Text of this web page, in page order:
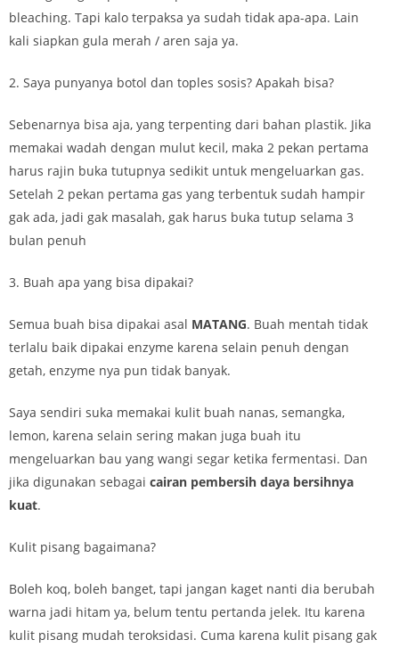
bleaching. Tapi kalo terpaksa ya sudah tidak apa-apa. Lain
kali siapkan gula merah / aren saja ya.
2. Saya punyanya botol dan toples sosis? Apakah bisa?
Sebenarnya bisa aja, yang terpenting dari bahan plastik. Jika
memakai wadah dengan mulut kecil, maka 2 pekan pertama
harus rajin buka tutupnya sedikit untuk mengeluarkan gas.
Setelah 2 pekan pertama gas yang terbentuk sudah hampir
gak ada, jadi gak masalah, gak harus buka tutup selama 3
bulan penuh
3. Buah apa yang bisa dipakai?
Semua buah bisa dipakai asal MATANG. Buah mentah tidak
terlalu baik dipakai enzyme karena selain penuh dengan
getah, enzyme nya pun tidak banyak.
Saya sendiri suka memakai kulit buah nanas, semangka,
lemon, karena selain sering makan juga buah itu
mengeluarkan bau yang wangi segar ketika fermentasi. Dan
jika digunakan sebagai cairan pembersih daya bersihnya
kuat.
Kulit pisang bagaimana?
Boleh koq, boleh banget, tapi jangan kaget nanti dia berubah
warna jadi hitam ya, belum tentu pertanda jelek. Itu karena
kulit pisang mudah teroksidasi. Cuma karena kulit pisang gak